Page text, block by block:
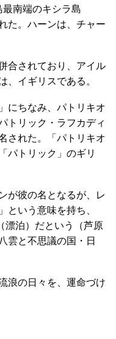
最南端のキシラ島
た。ハーンは、チャー
合されており、アイル
、イギリスである。
にちなみ、パトリキオ
トリック・ラフカディ
された。「パトリキオ
パトリック」のギリ
が彼の名となるが、レ
という意味を持ち、
漂泊）だという（芦原
雲と不思議の国・日
浪の日々を、運命づけ